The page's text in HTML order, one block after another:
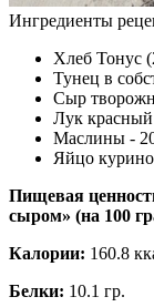
Ингредиенты
Хлеб Тонус
Тунец в
Сыр
Лук красный
Маслины -
Яйцо
Пищевая
сыром» (на 100
Калории: 160.8
Белки: 10.1 гр.